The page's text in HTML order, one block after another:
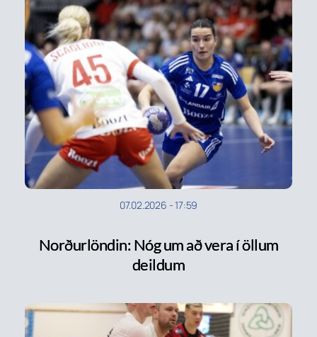
07.02.2026 -17:59
Norðurlöndin: Nóg um að vera í öllum
deildum